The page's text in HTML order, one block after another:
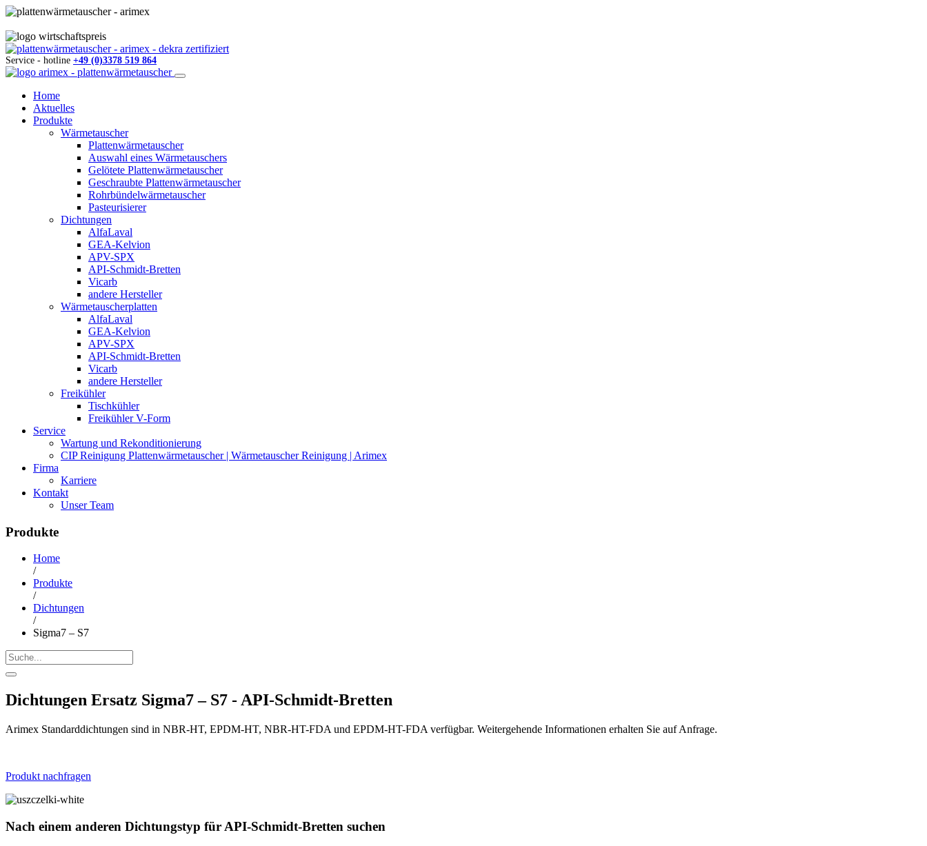
Service - hotline +49 (0)3378 519 864
Home
Aktuelles
Produkte
Wärmetauscher
Plattenwärmetauscher
Auswahl eines Wärmetauschers
Gelötete Plattenwärmetauscher
Geschraubte Plattenwärmetauscher
Rohrbündelwärmetauscher
Pasteurisierer
Dichtungen
AlfaLaval
GEA-Kelvion
APV-SPX
API-Schmidt-Bretten
Vicarb
andere Hersteller
Wärmetauscherplatten
AlfaLaval
GEA-Kelvion
APV-SPX
API-Schmidt-Bretten
Vicarb
andere Hersteller
Freikühler
Tischkühler
Freikühler V-Form
Service
Wartung und Rekonditionierung
CIP Reinigung Plattenwärmetauscher | Wärmetauscher Reinigung | Arimex
Firma
Karriere
Kontakt
Unser Team
Produkte
Home
/
Produkte
/
Dichtungen
/
Sigma7 – S7
Dichtungen Ersatz Sigma7 – S7 - API-Schmidt-Bretten
Arimex Standarddichtungen sind in NBR-HT, EPDM-HT, NBR-HT-FDA und EPDM-HT-FDA verfügbar. Weitergehende Informationen erhalten Sie auf Anfrage.
Produkt nachfragen
Nach einem anderen Dichtungstyp für API-Schmidt-Bretten suchen